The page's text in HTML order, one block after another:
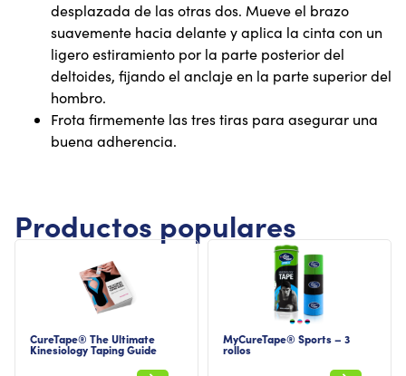
desplazada de las otras dos. Mueve el brazo
suavemente hacia delante y aplica la cinta con un
ligero estiramiento por la parte posterior del
deltoides, fijando el anclaje en la parte superior del
hombro.
Frota firmemente las tres tiras para asegurar una
buena adherencia.
Productos populares
CureTape® The Ultimate
Kinesiology Taping Guide
MyCureTape® Sports – 3
rollos